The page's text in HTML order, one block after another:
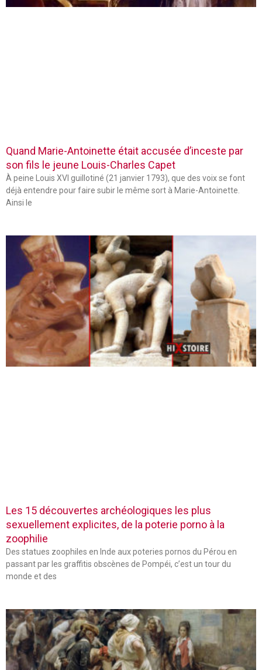
Quand Marie-Antoinette était accusée d’inceste par
son fils le jeune Louis-Charles Capet
À peine Louis XVI guillotiné (21 janvier 1793), que des voix se font
déjà entendre pour faire subir le même sort à Marie-Antoinette.
Ainsi le
Les 15 découvertes archéologiques les plus
sexuellement explicites, de la poterie porno à la
zoophilie
Des statues zoophiles en Inde aux poteries pornos du Pérou en
passant par les graffitis obscènes de Pompéi, c’est un tour du
monde et des